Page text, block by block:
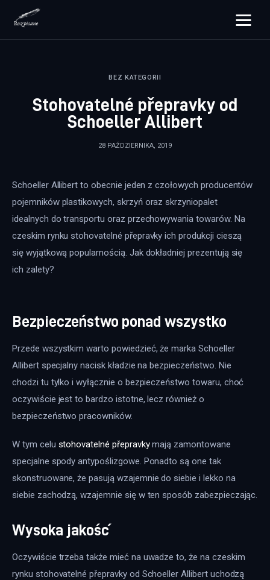
rozpisane.pl
Zdrowie
Więcej
BEZ KATEGORII
Stohovatelné přepravky od
Schoeller Allibert
28 PAŹDZIERNIKA, 2019
Schoeller Allibert to obecnie jeden z czołowych producentów
pojemników plastikowych, skrzyń oraz skrzyniopalet
idealnych do transportu oraz przechowywania towarów. Na
czeskim rynku stohovatelné přepravky ich produkcji cieszą
się wyjątkową popularnością. Jak dokładniej prezentują się
ich zalety?
Bezpieczeństwo ponad wszystko
Przede wszystkim warto powiedzieć, że marka Schoeller
Allibert specjalny nacisk kładzie na bezpieczeństwo. Nie
chodzi tu tylko i wyłącznie o bezpieczeństwo towaru, choć
oczywiście jest to bardzo istotne, lecz również o
bezpieczeństwo pracowników.
W tym celu stohovatelné přepravky mają zamontowane
specjalne spody antypoślizgowe. Ponadto są one tak
skonstruowane, że pasują wzajemnie do siebie i lekko na
siebie zachodzą, wzajemnie się w ten sposób zabezpieczając.
Wysoka jakość
Oczywiście trzeba także mieć na uwadze to, że na czeskim
rynku stohovatelné přepravky od Schoeller Allibert uchodzą